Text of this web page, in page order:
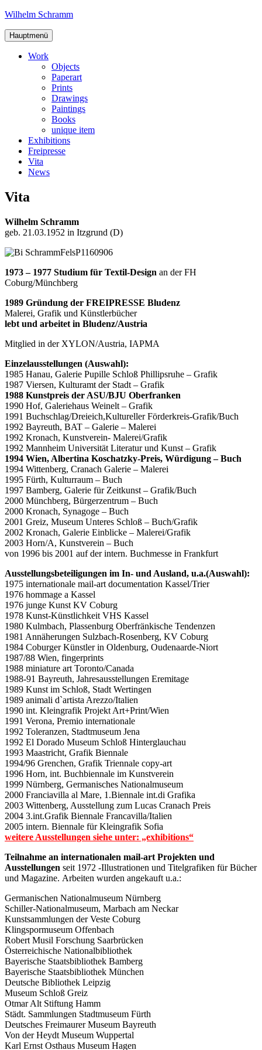
Zum
springen
Wilhelm Schramm
Graphics,
Art
Hauptmenü
Work
Objects
Paperart
Prints
Drawings
Paintings
Books
unique item
Exhibitions
Freipresse
Vita
News
Vita
Wilhelm Schramm
geb. 21.03.1952 in Itzgrund (D)
1973 – 1977 Studium für Textil-Design an der FH
Coburg/Münchberg
1989 Gründung der FREIPRESSE Bludenz
Malerei, Grafik und Künstlerbücher
lebt und arbeitet in Bludenz/Austria
Mitglied in der XYLON/Austria, IAPMA
Einzelausstellungen (Auswahl):
1985 Hanau, Galerie Pupille Schloß Phillipsruhe – Grafik
1987 Viersen, Kulturamt der Stadt – Grafik
1988 Kunstpreis der ASU/BJU Oberfranken
1990 Hof, Galeriehaus Weinelt – Grafik
1991 Buchschlag/Dreieich,Kultureller Förderkreis-Grafik/Buch
1992 Bayreuth, BAT – Galerie – Malerei
1992 Kronach, Kunstverein- Malerei/Grafik
1992 Mannheim Universität Literatur und Kunst – Grafik
1994 Wien, Albertina Koschatzky-Preis, Würdigung – Buch
1994 Wittenberg, Cranach Galerie – Malerei
1995 Fürth, Kulturraum – Buch
1997 Bamberg, Galerie für Zeitkunst – Grafik/Buch
2000 Münchberg, Bürgerzentrum – Buch
2000 Kronach, Synagoge – Buch
2001 Greiz, Museum Unteres Schloß – Buch/Grafik
2002 Kronach, Galerie Einblicke – Malerei/Grafik
2003 Horn/A, Kunstverein – Buch
von 1996 bis 2001 auf der intern. Buchmesse in Frankfurt
Ausstellungsbeteiligungen im In- und Ausland, u.a.(Auswahl):
1975 internationale mail-art documentation Kassel/Trier
1976 hommage a Kassel
1976 junge Kunst KV Coburg
1978 Kunst-Künstlichkeit VHS Kassel
1980 Kulmbach, Plassenburg Oberfränkische Tendenzen
1981 Annäherungen Sulzbach-Rosenberg, KV Coburg
1984 Coburger Künstler in Oldenburg, Oudenaarde-Niort
1987/88 Wien, fingerprints
1988 miniature art Toronto/Canada
1988-91 Bayreuth, Jahresausstellungen Eremitage
1989 Kunst im Schloß, Stadt Wertingen
1989 animali d`artista Arezzo/Italien
1990 int. Kleingrafik Projekt Art+Print/Wien
1991 Verona, Premio internationale
1992 Toleranzen, Stadtmuseum Jena
1992 El Dorado Museum Schloß Hinterglauchau
1993 Maastricht, Grafik Biennale
1994/96 Grenchen, Grafik Triennale copy-art
1996 Horn, int. Buchbiennale im Kunstverein
1999 Nürnberg, Germanisches Nationalmuseum
2000 Franciavilla al Mare, 1.Biennale int.di Grafika
2003 Wittenberg, Ausstellung zum Lucas Cranach Preis
2004 3.int.Grafik Biennale Francavilla/Italien
2005 intern. Biennale für Kleingrafik Sofia
weitere Ausstellungen siehe unter: „exhibitions“
Teilnahme an internationalen mail-art Projekten und
Ausstellungen seit 1972 -Illustrationen und Titelgrafiken für Bücher
und Magazine. Arbeiten wurden angekauft u.a.:
Germanischen Nationalmuseum Nürnberg
Schiller-Nationalmuseum, Marbach am Neckar
Kunstsammlungen der Veste Coburg
Klingspormuseum Offenbach
Robert Musil Forschung Saarbrücken
Österreichische Nationalbibliothek
Bayerische Staatsbibliothek Bamberg
Bayerische Staatsbibliothek München
Deutsche Bibliothek Leipzig
Museum Schloß Greiz
Otmar Alt Stiftung Hamm
Städt. Sammlungen Stadtmuseum Fürth
Deutsches Freimaurer Museum Bayreuth
Von der Heydt Museum Wuppertal
Karl Ernst Osthaus Museum Hagen